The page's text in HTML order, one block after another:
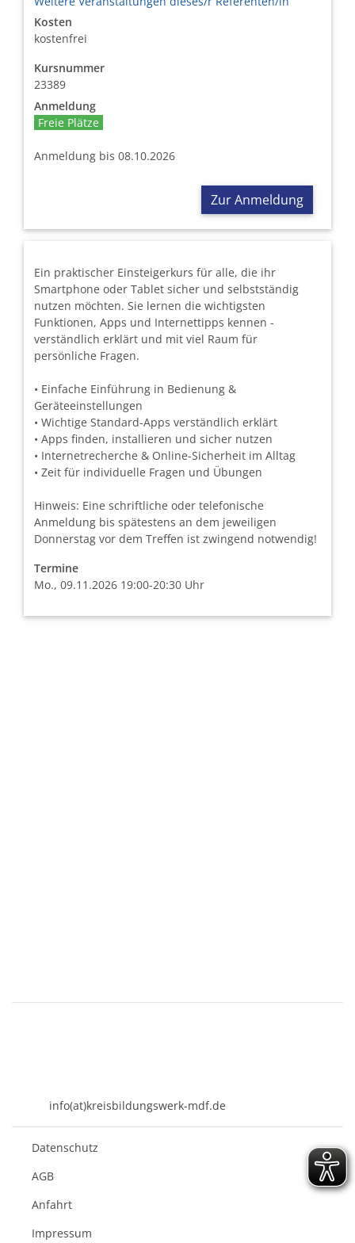
Kosten
kostenfrei
Kursnummer
23389
Anmeldung
Freie Plätze
Anmeldung bis 08.10.2026
Zur Anmeldung
Ein praktischer Einsteigerkurs für alle, die ihr
Smartphone oder Tablet sicher und selbstständig
nutzen möchten. Sie lernen die wichtigsten
Funktionen, Apps und Internettipps kennen -
verständlich erklärt und mit viel Raum für
persönliche Fragen.
• Einfache Einführung in Bedienung &
Geräteeinstellungen
• Wichtige Standard-Apps verständlich erklärt
• Apps finden, installieren und sicher nutzen
• Internetrecherche & Online-Sicherheit im Alltag
• Zeit für individuelle Fragen und Übungen
Hinweis: Eine schriftliche oder telefonische
Anmeldung bis spätestens an dem jeweiligen
Donnerstag vor dem Treffen ist zwingend notwendig!
Termine
Mo., 09.11.2026 19:00-20:30 Uhr
info(at)kreisbildungswerk-mdf.de
Datenschutz
AGB
Anfahrt
Impressum